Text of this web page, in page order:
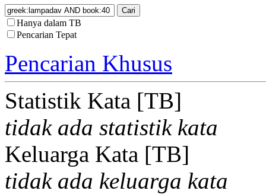
Hanya dalam TB
Pencarian Tepat
Pencarian Khusus
Statistik Kata [TB]
tidak ada statistik kata
Keluarga Kata [TB]
tidak ada keluarga kata